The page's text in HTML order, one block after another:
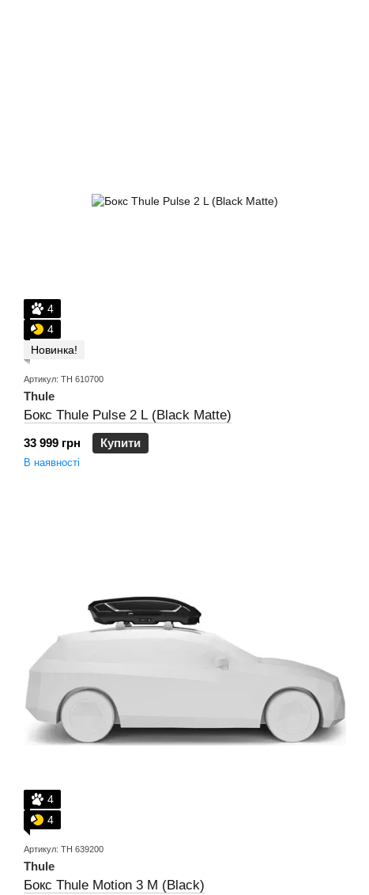
4
4
Новинка!
Артикул: TH 610700
Thule
Бокс Thule Pulse 2 L (Black Matte)
33 999 грн Купити
В наявності
4
4
Артикул: TH 639200
Thule
Бокс Thule Motion 3 M (Black)